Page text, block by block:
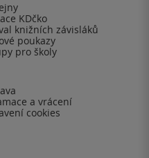
KDčko
knižních závisláků
poukazy
pro školy
a vrácení
cookies